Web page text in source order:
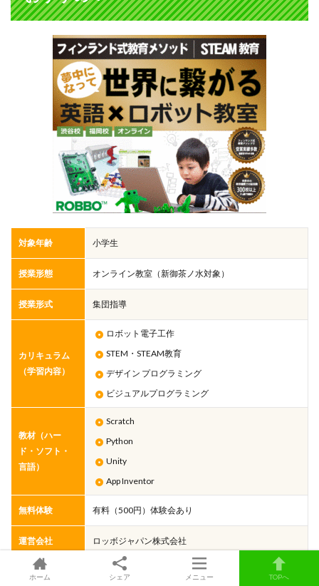
対象年齢 小学生
授業形態 オンライン教室（新御茶ノ水対象）
授業形式 集団指導
カリキュラム
（学習内容）
ロボット電子工作
STEM・STEAM教育
デザイン プログラミング
ビジュアルプログラミング
教材（ハー
ド・ソフト・
言語）
Scratch
Python
Unity
App Inventor
無料体験 有料（500円）体験会あり
運営会社 ロッボジャパン株式会社
新御茶ノ水駅周辺にあるロボット教室でどこに通うか迷ったら、
ホーム シェア メニュー TOPへ